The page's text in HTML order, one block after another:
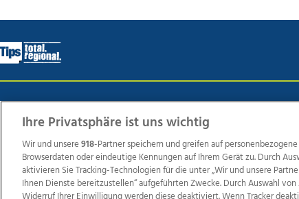
TV1 di-mog-i.at OÖNow Ischler Woche Life
Ihre Privatsphäre ist uns wichtig
Wir und unsere918-Partner speichern und greifen auf
Browserdaten oder eindeutige Kennungen auf Ihrem Gerät zu. Durch
aktivieren Sie Tracking-Technologien für die unter „Wir und unsere
Ihnen Dienste bereitzustellen“ aufgeführten Zwecke. Durch Auswahl